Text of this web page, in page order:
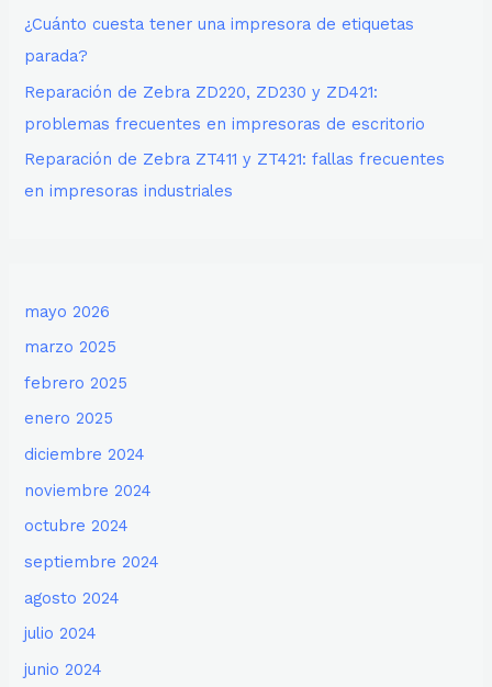
¿Cuánto cuesta tener una impresora de etiquetas
parada?
Reparación de Zebra ZD220, ZD230 y ZD421:
problemas frecuentes en impresoras de escritorio
Reparación de Zebra ZT411 y ZT421: fallas frecuentes
en impresoras industriales
mayo 2026
marzo 2025
febrero 2025
enero 2025
diciembre 2024
noviembre 2024
octubre 2024
septiembre 2024
agosto 2024
julio 2024
junio 2024